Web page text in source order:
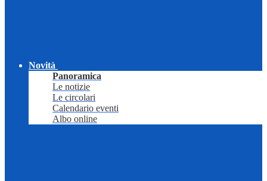
Novità
Panoramica
Le notizie
Le circolari
Calendario eventi
Albo online